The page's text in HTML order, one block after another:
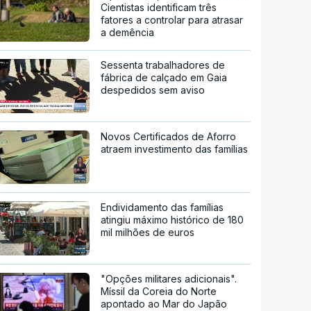
Cientistas identificam três
fatores a controlar para atrasar
a demência
Sessenta trabalhadores de
fábrica de calçado em Gaia
despedidos sem aviso
Novos Certificados de Aforro
atraem investimento das famílias
Endividamento das famílias
atingiu máximo histórico de 180
mil milhões de euros
"Opções militares adicionais".
Míssil da Coreia do Norte
apontado ao Mar do Japão